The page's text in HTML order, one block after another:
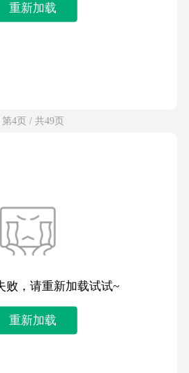
重新加载
第4页 / 共49页
败，请重新加载试试~
重新加载